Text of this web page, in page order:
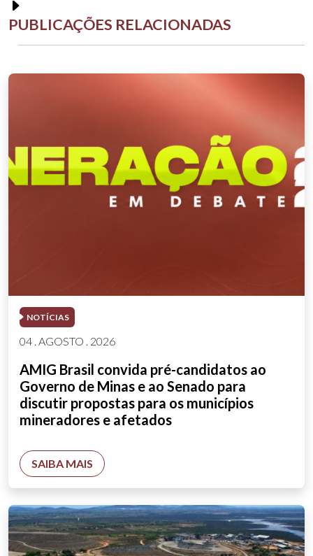
PUBLICAÇÕES RELACIONADAS
NOTÍCIAS
04 . AGOSTO . 2026
AMIG Brasil convida pré-candidatos ao
Governo de Minas e ao Senado para
discutir propostas para os municípios
mineradores e afetados
SAIBA MAIS